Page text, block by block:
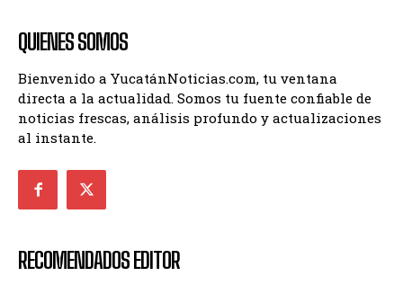
QUIENES SOMOS
Bienvenido a YucatánNoticias.com, tu ventana
directa a la actualidad. Somos tu fuente confiable de
noticias frescas, análisis profundo y actualizaciones
al instante.
RECOMENDADOS EDITOR